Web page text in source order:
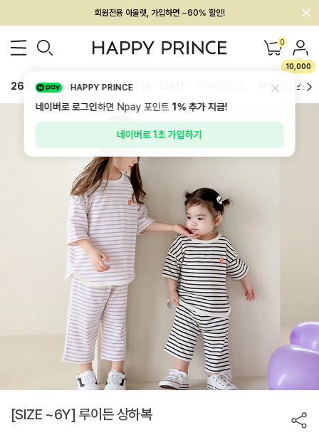
멤버십 최대 28,000원 혜택
0
10,000
26SS 신상 BEST BABY[6~12M] 하의/레깅스
[SIZE ~6Y] 루이든 상하복
HAPPY PRINCE
네이버로 로그인하면 Npay 포인트1%추가 지급!
네이버로 1초 가입하기